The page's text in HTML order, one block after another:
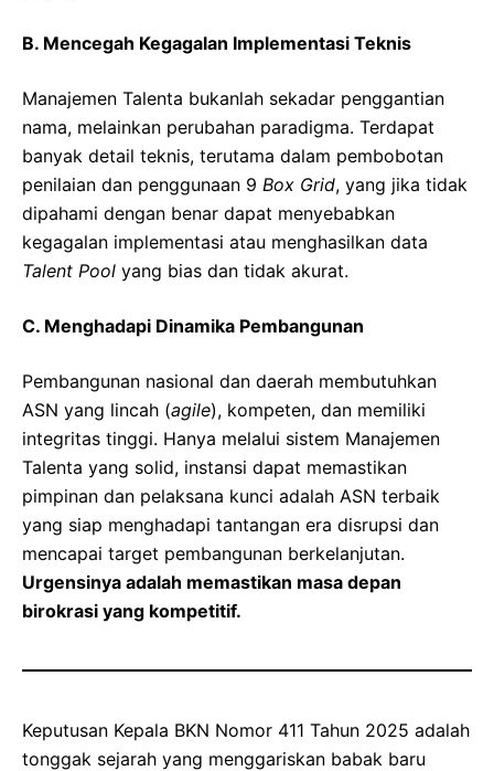
B. Mencegah Kegagalan Implementasi Teknis
Manajemen Talenta bukanlah sekadar penggantian
nama, melainkan perubahan paradigma. Terdapat
banyak detail teknis, terutama dalam pembobotan
penilaian dan penggunaan 9 Box Grid, yang jika tidak
dipahami dengan benar dapat menyebabkan
kegagalan implementasi atau menghasilkan data
Talent Pool yang bias dan tidak akurat.
C. Menghadapi Dinamika Pembangunan
Pembangunan nasional dan daerah membutuhkan
ASN yang lincah (agile), kompeten, dan memiliki
integritas tinggi. Hanya melalui sistem Manajemen
Talenta yang solid, instansi dapat memastikan
pimpinan dan pelaksana kunci adalah ASN terbaik
yang siap menghadapi tantangan era disrupsi dan
mencapai target pembangunan berkelanjutan.
Urgensinya adalah memastikan masa depan
birokrasi yang kompetitif.
Keputusan Kepala BKN Nomor 411 Tahun 2025 adalah
tonggak sejarah yang menggariskan babak baru